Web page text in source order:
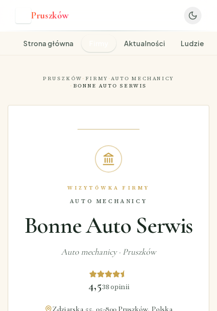
Pruszków
Strona główna Aktualności Ludzie
PRUSZKÓW · FIRMY ·AUTO MECHANICY
· BONNE AUTO SERWIS
WIZYTÓWKA FIRMY
AUTO MECHANICY
Bonne Auto Serwis
Auto mechanicy· Pruszków
4,538opinii
Zdziarska 55, 05-800 Pruszków, Polska